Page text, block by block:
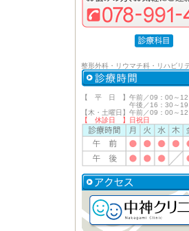
整形外科・リウマチ科・リハビリ
【 平 日 】午前／09：00～12
午後／16：30～19
【木・土曜日】午前／09：00～
【 休診日 】日祝日